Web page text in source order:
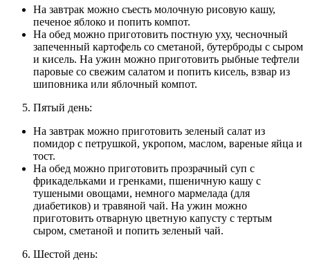
На завтрак можно съесть молочную рисовую кашу,
печеное яблоко и попить компот.
На обед можно приготовить постную уху, чесночный
запеченный картофель со сметаной, бутерброды с сыром
и кисель. На ужин можно приготовить рыбные тефтели
паровые со свежим салатом и попить кисель, взвар из
шиповника или яблочный компот.
Пятый день:
На завтрак можно приготовить зеленый салат из
помидор с петрушкой, укропом, маслом, вареные яйца и
тост.
На обед можно приготовить прозрачный суп с
фрикадельками и гренками, пшеничную кашу с
тушеными овощами, немного мармелада (для
диабетиков) и травяной чай. На ужин можно
приготовить отварную цветную капусту с тертым
сыром, сметаной и попить зеленый чай.
Шестой день: